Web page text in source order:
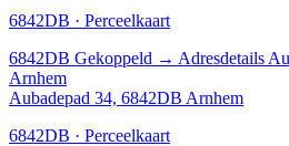
6842DB · Perceelkaart
6842DB Gekoppeld → Adresdetails
Arnhem
Aubadepad 34, 6842DB Arnhem
6842DB · Perceelkaart